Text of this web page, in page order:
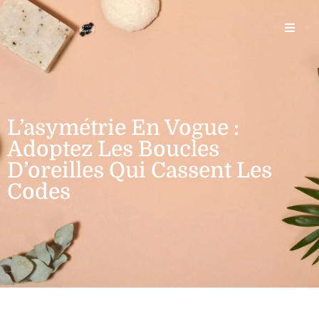
L’asymétrie En Vogue :
Adoptez Les Boucles
D’oreilles Qui Cassent Les
Codes